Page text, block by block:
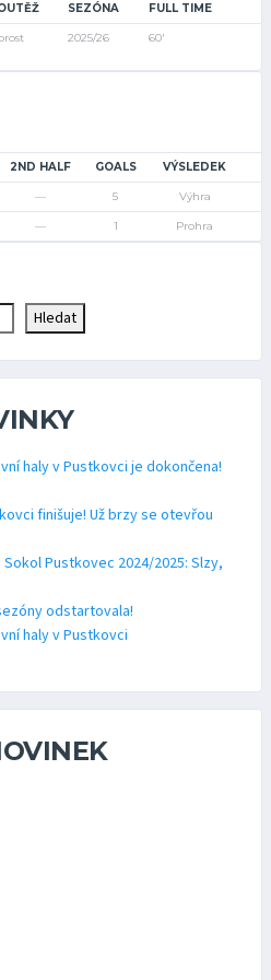
SEZÓNA FULL TIME
2025/26 60'
2ND HALF GOALS VÝSLEDEK
— 5 Výhra
— 1 Prohra
Hledat
haly v Pustkovci je dokončena!
finišuje! Už brzy se otevřou
Pustkovec 2024/2025: Slzy,
odstartovala!
haly v Pustkovci